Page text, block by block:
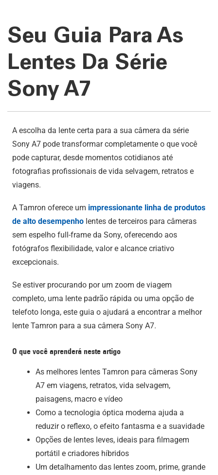
Seu Guia Para As
Lentes Da Série
Sony A7
A escolha da lente certa para a sua câmera da série
Sony A7 pode transformar completamente o que você
pode capturar, desde momentos cotidianos até
fotografias profissionais de vida selvagem, retratos e
viagens.
A Tamron oferece um impressionante linha de produtos
de alto desempenho lentes de terceiros para câmeras
sem espelho full-frame da Sony, oferecendo aos
fotógrafos flexibilidade, valor e alcance criativo
excepcionais.
Se estiver procurando por um zoom de viagem
completo, uma lente padrão rápida ou uma opção de
telefoto longa, este guia o ajudará a encontrar a melhor
lente Tamron para a sua câmera Sony A7.
O que você aprenderá neste artigo
As melhores lentes Tamron para câmeras Sony
A7 em viagens, retratos, vida selvagem,
paisagens, macro e vídeo
Como a tecnologia óptica moderna ajuda a
reduzir o reflexo, o efeito fantasma e a suavidade
Opções de lentes leves, ideais para filmagem
portátil e criadores híbridos
Um detalhamento das lentes zoom, prime, grande